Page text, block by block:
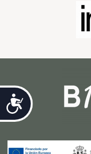
Accesibilidad